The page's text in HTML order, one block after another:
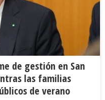
de gestión en San
las familias
de verano